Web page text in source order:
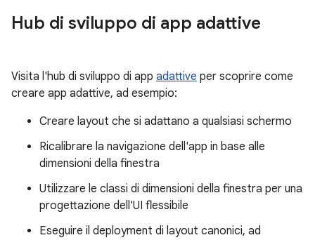
Hub di sviluppo di app adattive
Visita l'hub di sviluppo di app adattive per scoprire come
creare app adattive, ad esempio:
Creare layout che si adattano a qualsiasi schermo
Ricalibrare la navigazione dell'app in base alle
dimensioni della finestra
Utilizzare le classi di dimensioni della finestra per una
progettazione dell'UI flessibile
Eseguire il deployment di layout canonici, ad